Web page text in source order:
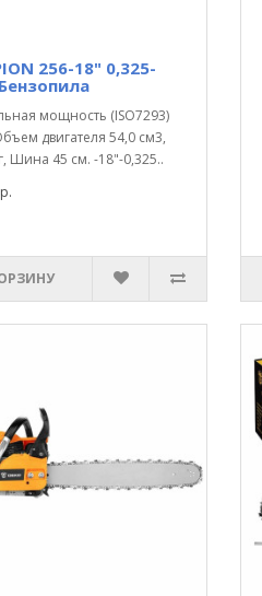
256-18" 0,325-
мощность (ISO7293)
двигателя 54,0 см3,
Шина 45 см. -18"-0,325..